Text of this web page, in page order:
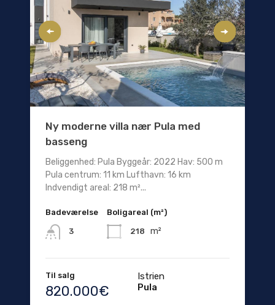
Ny moderne villa nær Pula med
basseng
Beliggenhed: Pula Byggeår: 2022 Hav: 500 m
Pula centrum: 11 km Lufthavn: 16 km
Indvendigt areal: 218 m²...
Badeværelse
3
Boligareal (m²)
218 m²
Til salg
820.000€
Istrien
Pula